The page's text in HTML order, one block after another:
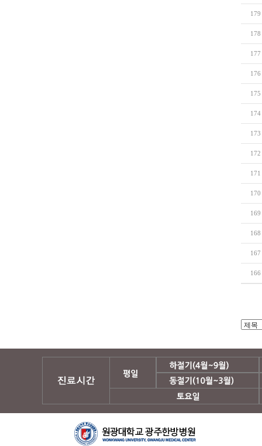
179
178
177
176
175
174
173
172
171
170
169
168
167
166